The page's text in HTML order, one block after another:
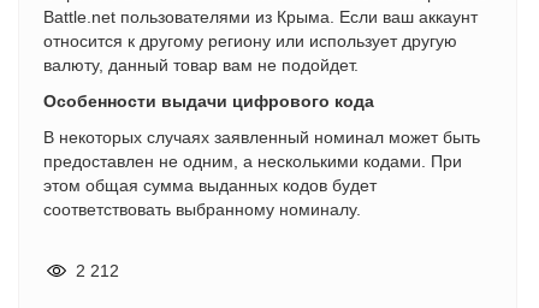
Battle.net пользователями из Крыма. Если ваш аккаунт
относится к другому региону или использует другую
валюту, данный товар вам не подойдет.
Особенности выдачи цифрового кода
В некоторых случаях заявленный номинал может быть
предоставлен не одним, а несколькими кодами. При
этом общая сумма выданных кодов будет
соответствовать выбранному номиналу.
2 212